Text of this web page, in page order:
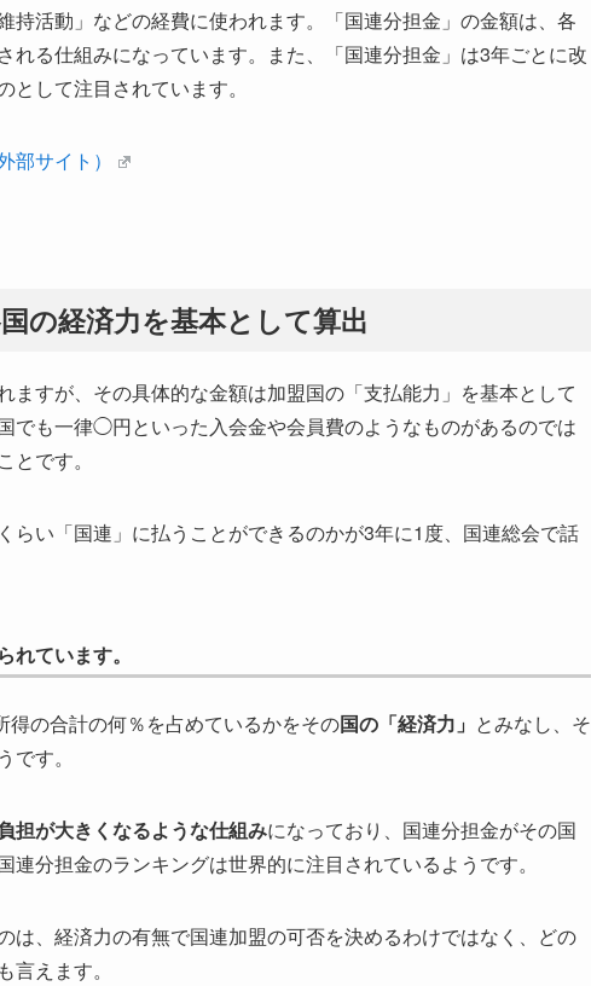
持活動」などの経費に使われます。「国連分担金」の金額は、各
れる仕組みになっています。また、「国連分担金」は3年ごとに改
して注目されています。
サイト）
の経済力を基本として算出
ますが、その具体的な金額は加盟国の「支払能力」を基本として
でも一律◯円といった入会金や会員費のようなものがあるのでは
とです。
らい「国連」に払うことができるのかが3年に1度、国連総会で話
ています。
得の合計の何％を占めているかをその国の「経済力」 とみなし、そ
す。
担が大きくなるような仕組みになっており、国連分担金がその国
分担金のランキングは世界的に注目されているようです。
は、経済力の有無で国連加盟の可否を決めるわけではなく、どの
えます。